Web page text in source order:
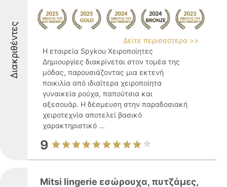
Διακριθέντες
Δείτε περισσότερα >>
Η εταιρεία Spykou Χειροποίητες
Δημιουργίες διακρίνεται στον τομέα της
μόδας, παρουσιάζοντας μια εκτενή
ποικιλία από ιδιαίτερα χειροποίητα
γυναικεία ρούχα, παπούτσια και
αξεσουάρ. Η δέσμευση στην παραδοσιακή
χειροτεχνία αποτελεί βασικό
χαρακτηριστικό ...
9
Mitsi lingerie εσώρουχα, πυτζάμες,